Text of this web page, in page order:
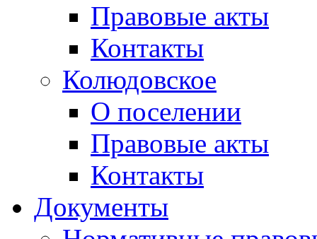
Правовые акты
Контакты
Колюдовское
О поселении
Правовые акты
Контакты
Документы